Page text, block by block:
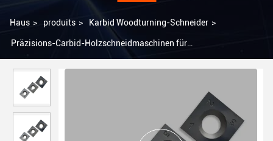
Haus > produits > Karbid Woodturning-Schneider >
Präzisions-Carbid-Holzschneidmaschinen für